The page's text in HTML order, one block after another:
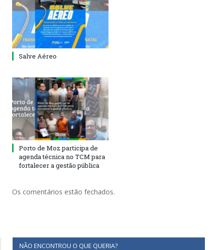
Salve Aéreo
Porto de Moz participa de
agenda técnica no TCM para
fortalecer a gestão pública
Os comentários estão fechados.
NÃO ENCONTROU O QUE QUERIA?